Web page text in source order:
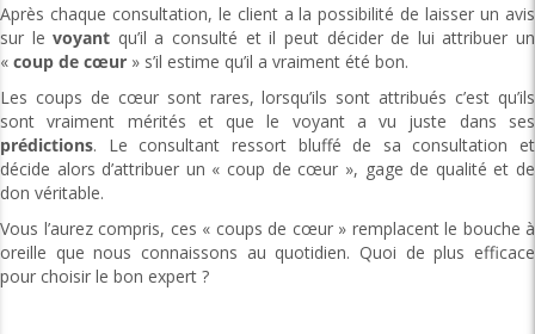
Après chaque consultation, le client a la possibilité de laisser un avis
sur levoyant qu’il a consulté et il peut décider de lui attribuer un
« coup de cœur » s’il estime qu’il a vraiment été bon.
Les coups de cœur sont rares, lorsqu’ils sont attribués c’est qu’ils
sont vraiment mérités et que le voyant a vu juste dans ses
prédictions. Le consultant ressort bluffé de sa consultation et
décide alors d’attribuer un « coup de cœur », gage de qualité et de
don véritable.
Vous l’aurez compris, ces « coups de cœur » remplacent le bouche à
oreille que nous connaissons au quotidien. Quoi de plus efficace
pour choisir le bon expert ?